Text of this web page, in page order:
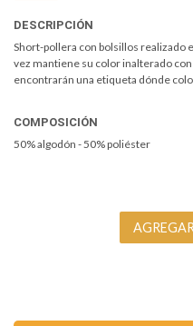
DESCRIPCIÓN
Short-pollera con bolsillos realizado
vez mantiene su color inalterado
encontrarán una etiqueta dónde
COMPOSICIÓN
50% algodón - 50% poliéster